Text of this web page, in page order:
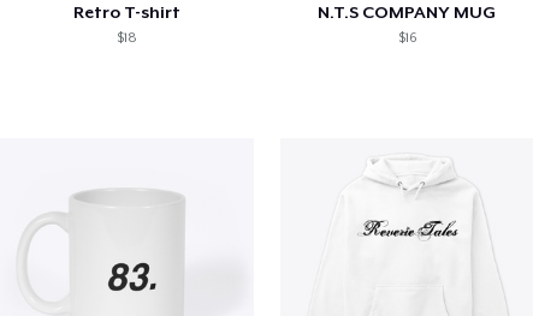
Retro T-shirt
$18
N.T.S COMPANY MUG
$16